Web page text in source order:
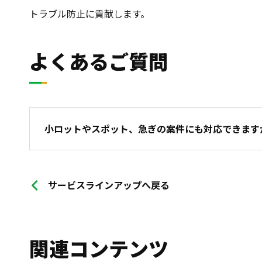
トラブル防止に貢献します。
よくあるご質問
小ロットやスポット、急ぎの案件にも対応できま
サービスラインアップへ戻る
関連コンテンツ